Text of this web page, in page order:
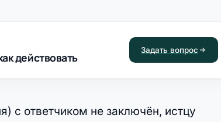
действовать
Задать вопрос
с ответчиком не заключён, истцу